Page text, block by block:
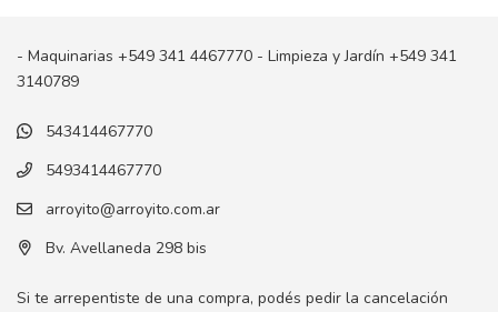
- Maquinarias +549 341 4467770 - Limpieza y Jardín +549 341
3140789
543414467770
5493414467770
arroyito@arroyito.com.ar
Bv. Avellaneda 298 bis
Si te arrepentiste de una compra, podés pedir la cancelación